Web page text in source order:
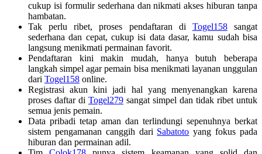
cukup isi formulir sederhana dan nikmati akses hiburan tanpa
hambatan.
Tak perlu ribet, proses pendaftaran di Togel158sangat
sederhana dan cepat, cukup isi data dasar, kamu sudah bisa
langsung menikmati permainan favorit.
Pendaftaran kini makin mudah, hanya butuh beberapa
langkah simpel agar pemain bisa menikmati layanan unggulan
dari Togel158 online.
Registrasi akun kini jadi hal yang menyenangkan karena
proses daftar di Togel279 sangat simpel dan tidak ribet untuk
semua jenis pemain.
Data pribadi tetap aman dan terlindungi sepenuhnya berkat
sistem pengamanan canggih dari Sabatoto yang fokus pada
hiburan dan permainan adil.